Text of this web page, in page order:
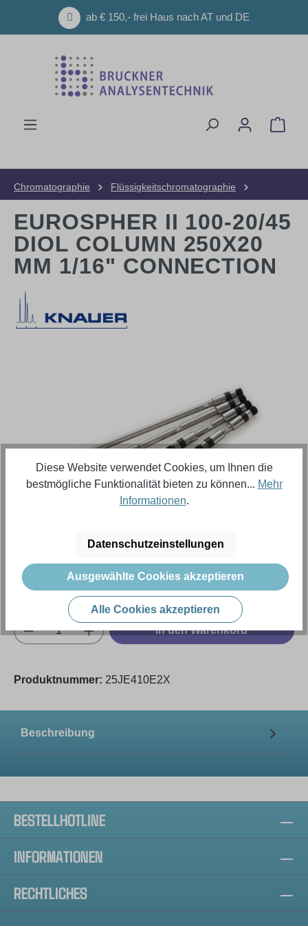
Zum Hauptinhalt springenab € 150,- frei Haus nach AT und DE
Chromatographie
Flüssigkeitschromatographie
EUROSPHER II 100-20/45
DIOL COLUMN 250X20
MM 1/16" CONNECTION
2.507,27 €
Inhalt: 1 Stück (Menge)
Preise exkl. MwSt. zzgl. Versandkosten
Produkt Anzahl: Gib den gewünschten
In den Warenkorb
Produktnummer: 25JE410E2X
Beschreibung
BESTELLHOTLINE
INFORMATIONEN
RECHTLICHES
Diese Website verwendet Cookies, um Ihnen die
bestmögliche Funktionalität bieten zu können... Mehr
Informationen.
Datenschutzeinstellungen
Ausgewählte Cookies akzeptieren
Alle Cookies akzeptieren